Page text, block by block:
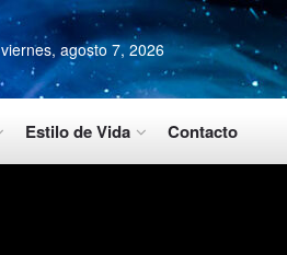
viernes, agosto 7, 2026
Estilo de Vida Contacto